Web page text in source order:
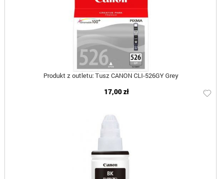
Produkt z outletu: Tusz CANON CLI-526GY Grey
17,00 zł